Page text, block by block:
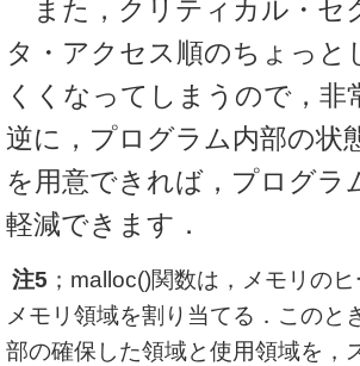
また，クリティカル・セ
タ・アクセス順のちょっ
くくなってしまうので，
逆に，プログラム内部の状
を用意できれば，プログラ
軽減できます．
注5 ；malloc()関数は，メモリの
メモリ領域を割り当てる．この
部の確保した領域と使用領域を，